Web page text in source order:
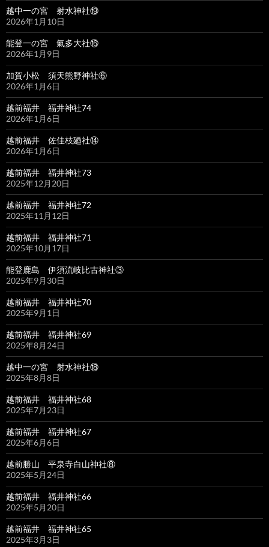
越中一の宮 射水神社⑲
2026年1月10日
能登一の宮 氣多大社⑯
2026年1月9日
加賀小松 須天熊野神社⑥
2026年1月6日
越前福井 福井神社74
2026年1月6日
越前福井 佐佳枝廼社⑭
2026年1月6日
越前福井 福井神社73
2025年12月20日
越前福井 福井神社72
2025年11月12日
越前福井 福井神社71
2025年10月17日
能登鹿島 伊須流岐比古神社③
2025年9月30日
越前福井 福井神社70
2025年9月1日
越前福井 福井神社69
2025年8月24日
越中一の宮 射水神社⑱
2025年8月8日
越前福井 福井神社68
2025年7月23日
越前福井 福井神社67
2025年6月6日
越前勝山 平泉寺白山神社⑧
2025年5月24日
越前福井 福井神社66
2025年5月20日
越前福井 福井神社65
2025年3月3日